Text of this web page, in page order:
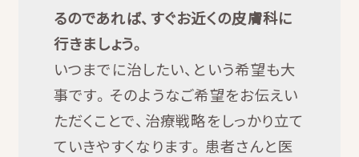
るのであれば、すぐお近くの皮膚科に
行きましょう。
いつまでに治したい、という希望も大
事です。そのようなご希望をお伝えい
ただくことで、治療戦略をしっかり立て
ていきやすくなります。患者さんと医